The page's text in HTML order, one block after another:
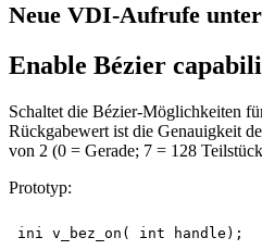
Neue VDI-Aufrufe
Enable Bézier
Schaltet die Bézier-Möglichkeiten
Rückgabewert ist die Genauigkeit
von 2 (0 = Gerade; 7 = 128
Prototyp: